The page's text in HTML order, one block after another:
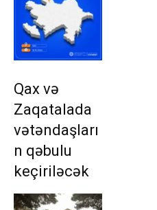
Qax və
Zaqatalada
vətəndaşları
n qəbulu
keçiriləcək